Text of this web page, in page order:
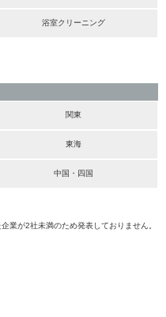
浴室クリーニング
関東
東海
中国・四国
業が2社未満のため発表しておりません。